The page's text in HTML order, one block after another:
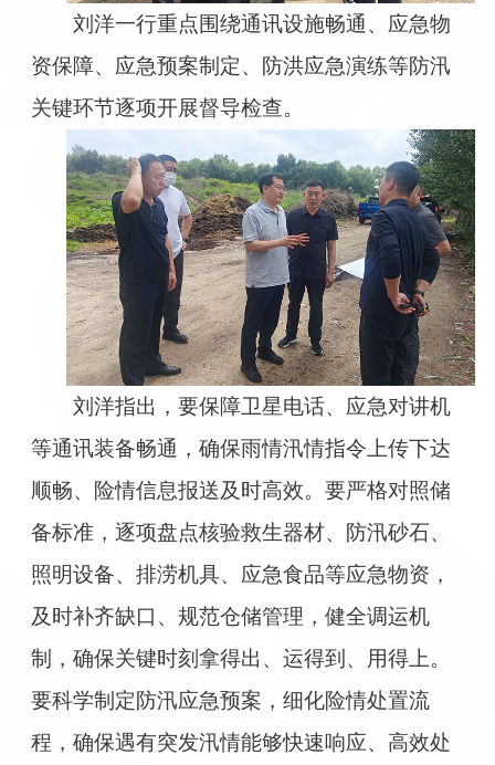
刘洋一行重点围绕通讯设施畅通、应急物
资保障、应急预案制定、防洪应急演练等防汛
关键环节逐项开展督导检查。
刘洋指出，要保障卫星电话、应急对讲机
等通讯装备畅通，确保雨情汛情指令上传下达
顺畅、险情信息报送及时高效。要严格对照储
备标准，逐项盘点核验救生器材、防汛砂石、
照明设备、排涝机具、应急食品等应急物资，
及时补齐缺口、规范仓储管理，健全调运机
制，确保关键时刻拿得出、运得到、用得上。
要科学制定防汛应急预案，细化险情处置流
程，确保遇有突发汛情能够快速响应、高效处